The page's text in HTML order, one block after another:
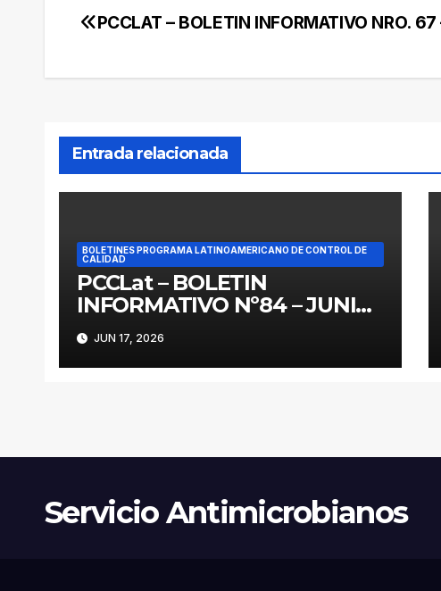
Navegación
PCCLAT – BOLETIN INFORMATIVO NRO.
Entrada relacionada
BOLETINES PROGRAMA LATINOAMERICANO DE CONTROL DE
CALIDAD
PCCLat – BOLETIN
INFORMATIVO Nº84 – JUNIO
2026
JUN 17, 2026
Servicio Antimicrobianos